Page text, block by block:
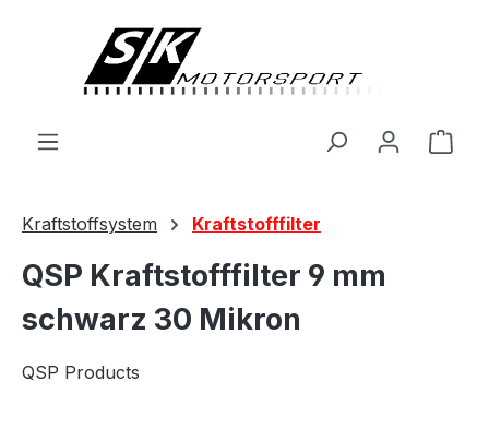
Kraftstoffsystem Kraftstofffilter
QSP Kraftstofffilter 9 mm
schwarz 30 Mikron
QSP Products